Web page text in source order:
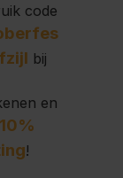
code
bij
en
10%
!